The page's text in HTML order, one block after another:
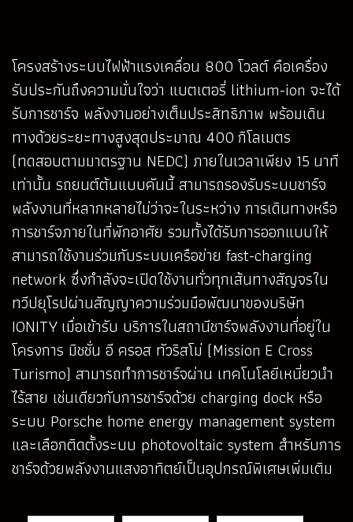
โครงสร้างระบบไฟฟ้าแรงเคลื่อน 800 โวลต์ คือเครื่อง
รับประกันถึงความมั่นใจว่า แบตเตอรี่ lithium-ion จะได้
รับการชาร์จ พลังงานอย่างเต็มประสิทธิภาพ พร้อมเดิน
ทางด้วยระยะทางสูงสุดประมาณ 400 กิโลเมตร
(ทดสอบตามมาตรฐาน NEDC) ภายในเวลาเพียง 15 นาที
เท่านั้น รถยนต์ต้นแบบคันนี้ สามารถรองรับระบบชาร์จ
พลังงานที่หลากหลายไม่ว่าจะในระหว่าง การเดินทางหรือ
การชาร์จภายในที่พักอาศัย รวมทั้งได้รับการออกแบบให้
สามารถใช้งานร่วมกับระบบเครือข่าย fast-charging
network ซึ่งกำลังจะเปิดใช้งานทั่วทุกเส้นทางสัญจรใน
ทวีปยุโรปผ่านสัญญาความร่วมมือพัฒนาของบริษัท
IONITY เมื่อเข้ารับ บริการในสถานีชาร์จพลังงานที่อยู่ใน
โครงการ มิชชั่น อี ครอส ทัวริสโม่ (Mission E Cross
Turismo) สามารถทำการชาร์จผ่าน เทคโนโลยีเหนี่ยวนำ
ไร้สาย เช่นเดียวกับการชาร์จด้วย charging dock หรือ
ระบบ Porsche home energy management system
และเลือกติดตั้งระบบ photovoltaic system สำหรับการ
ชาร์จด้วยพลังงานแสงอาทิตย์เป็นอุปกรณ์พิเศษเพิ่มเติม